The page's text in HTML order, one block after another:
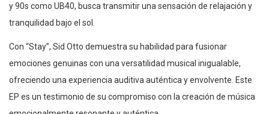
y 90s como UB40, busca transmitir una sensación de relajación y
tranquilidad bajo el sol.
Con “Stay”, Sid Otto demuestra su habilidad para fusionar
emociones genuinas con una versatilidad musical inigualable,
ofreciendo una experiencia auditiva auténtica y envolvente. Este
EP es un testimonio de su compromiso con la creación de música